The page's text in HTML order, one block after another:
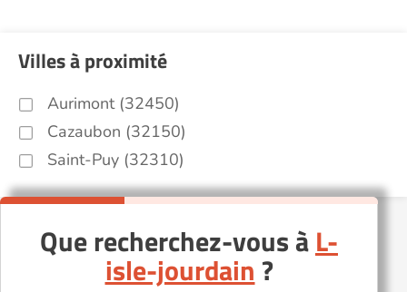
Villes à proximité
Aurimont (32450)
Cazaubon (32150)
Saint-Puy (32310)
Que recherchez-vous àL-
isle-jourdain ?